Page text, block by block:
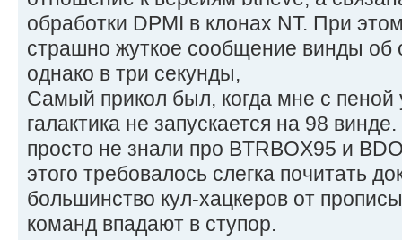
обработки DPMI в клонах NT. При
страшно жуткое сообщение винды об
однако в три секунды,
Самый прикол был, когда мне с пеной
галактика не запускается на 98
просто не знали про BTRBOX95 и
этого требовалось слегка почитать
большинство кул-хацкеров от
команд впадают в ступор.